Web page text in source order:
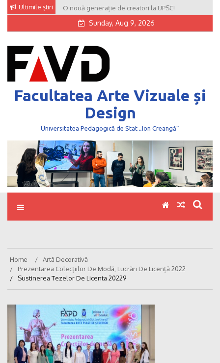
Skip
content
Ultimile știri O nouă generație de creatori la UPSC!
Sunday, Aug 9, 2026
Facultatea Arte Vizuale și
Design
Universitatea Pedagogică de Stat „Ion Creangă”
Home
Artă Decorativă
Prezentarea Colecțiilor De Modă, Lucrări De Licență 2022
Sustinerea Tezelor De Licenta 20229